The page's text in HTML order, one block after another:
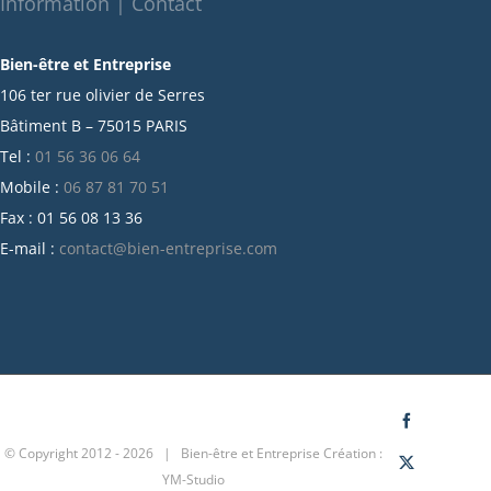
juillet 2021
juin 2021
mai 2021
avril 2021
mars 2021
février 2021
janvier 2021
juin 2020
Bien-être et Entreprise
106 ter rue olivier de Serres
Bâtiment B – 75015 PARIS
Tel : 01 56 36 06 64
Mobile : 06 87 81 70 51
Fax : 01 56 08 13 36
E-mail : contact@bien-entreprise.com
© Copyright 2012 -2026 | Bien-être et Entreprise Création :
YM-Studio
Facebook
X